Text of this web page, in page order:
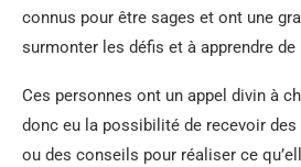
connus pour être sages et ont une
surmonter les défis et à apprendre
Ces personnes ont un appel divin à
donc eu la possibilité de recevoir
ou des conseils pour réaliser ce